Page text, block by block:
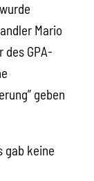
Mario
des GPA-
geben
gab keine